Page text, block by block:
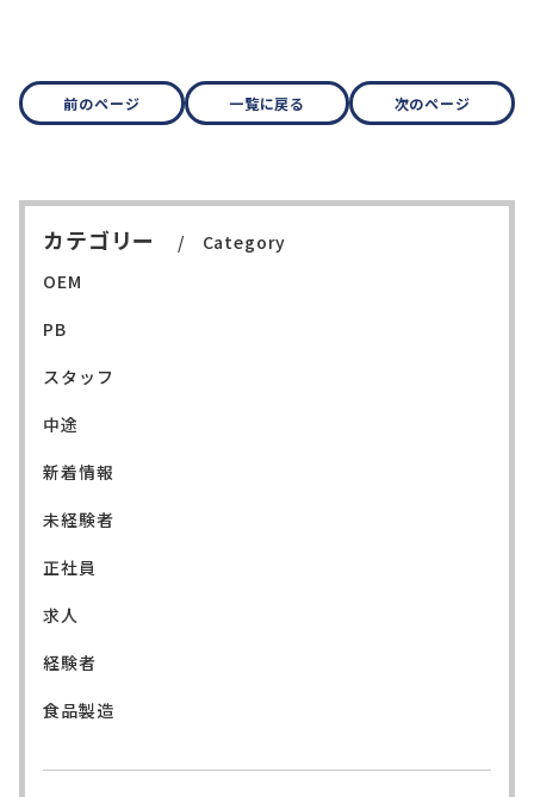
前のページ 一覧に戻る 次のページ
カテゴリー
Category
OEM
PB
スタッフ
中途
新着情報
未経験者
正社員
求人
経験者
食品製造